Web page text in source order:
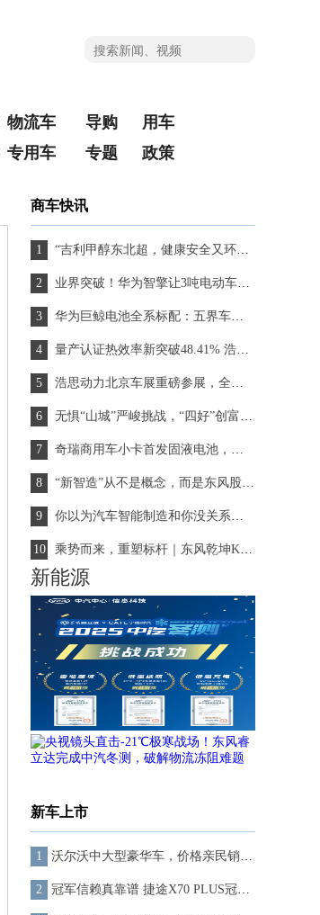
物流车
专用车
导购
用车
专题
政策
商车快讯
“吉利甲醇东北超，健康安全又环保”星智T9M亮相哈尔滨赛区
业界突破！华为智擎让3吨电动车完成1.2米立定跳远
华为巨鲸电池全系标配：五界车主的安全感从底盘开始
量产认证热效率新突破48.41% 浩思动力亮相2026北京车展开创混动新时代
浩思动力北京车展重磅参展，全球CEO发表演讲破解纯电混动平台兼容难题
无惧“山城”严峻挑战，“四好”创富国民VAN获高度评价
奇瑞商用车小卡首发固液电池，重新定义新能源物流车！
“新智造”从不是概念，而是东风股份给出的时代答案
你以为汽车智能制造和你没关系？其实有大联系！
乘势而来，重塑标杆｜东风乾坤K6/K6E成都上市，引爆轻卡行业新热潮
新能源
新车上市
沃尔沃中大型豪华车，价格亲民销量好，三十万内轻松拥有！
冠军信赖真靠谱 捷途X70 PLUS冠军版正式上市